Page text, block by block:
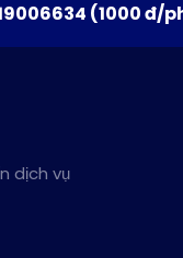
(1000 đ/
dịch vụ